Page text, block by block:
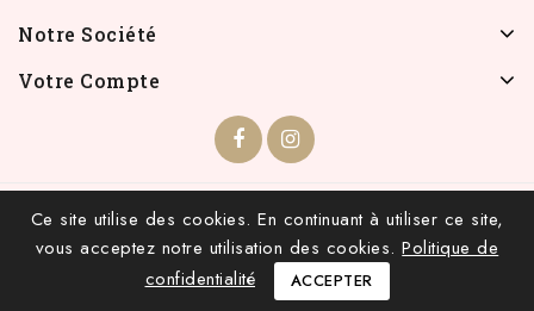
Notre Société
Votre Compte
Ce site utilise des cookies. En continuant à utiliser ce site,
vous acceptez notre utilisation des cookies. Politique de
confidentialité
ACCEPTER
© 2026 - INFOLIEN - Tous droits réservés.